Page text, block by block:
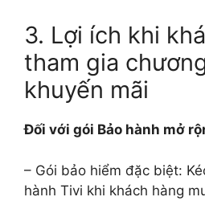
3. Lợi ích khi
tham gia
khuyến mãi
Đối với gói Bảo hành mở
– Gói bảo hiểm đặc biệt:
hành Tivi khi khách hàng